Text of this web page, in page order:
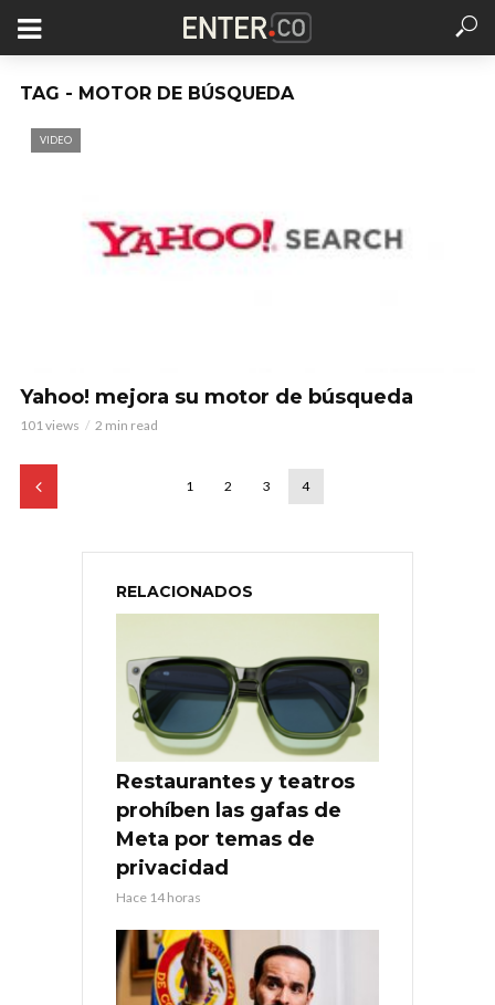
TAG - MOTOR DE BÚSQUEDA
VIDEO
Yahoo! mejora su motor de búsqueda
101 views 2 min read
1 2 3 4
RELACIONADOS
Restaurantes y teatros
prohíben las gafas de
Meta por temas de
privacidad
Hace 14 horas